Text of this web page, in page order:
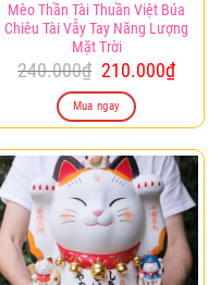
Mèo Thần Tài Thuần Việt Búa
Chiêu Tài Vẫy Tay Năng Lượng
Mặt Trời
240.000₫ Giá
gốc
là:
240.000₫.
210.000₫Giá
hiện
là:
Mua ngay